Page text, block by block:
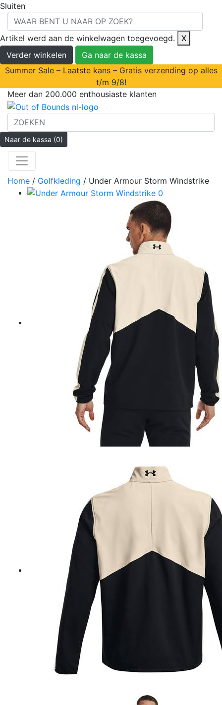
Sluiten
Artikel werd aan de winkelwagen toegevoegd.
X
Verder winkelen
Ga naar de kassa
Summer Sale – Laatste kans – Gratis verzending op alles
t/m 9/8!
Meer dan 200.000 enthousiaste klanten
Naar de kassa (0)
Home / Golfkleding / Under Armour Storm Windstrike